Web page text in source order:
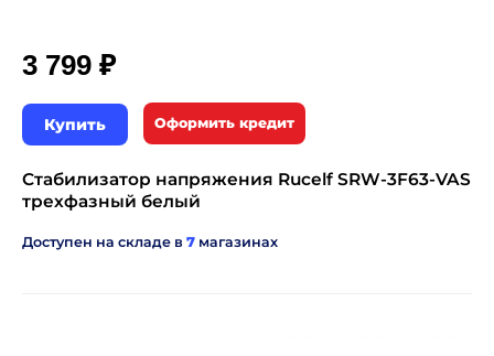
3 799 ₽
Купить Оформить кредит
Стабилизатор напряжения Rucelf SRW-3F63-VAS
трехфазный белый
Доступен на складе в 7 магазинах